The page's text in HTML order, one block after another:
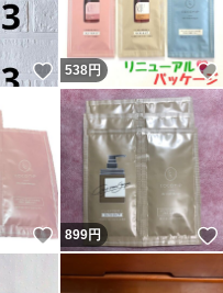
いいね！
538円
いいね！
899円